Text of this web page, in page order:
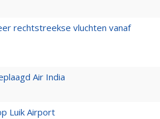
rechtstreekse vluchten vanaf
Air India
Luik Airport